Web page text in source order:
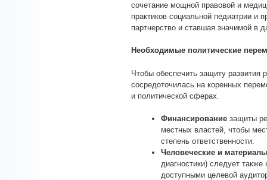
сочетание мощной правовой и
практиков социальной педиатрии и
партнерство и ставшая значимой в
Необходимые политические
Чтобы обеспечить защиту развития
сосредоточилась на коренных
и политической сферах.
Финансирование защиты
местных властей, чтобы
степень ответственности.
Человеческие и
диагностики) следует
доступными целевой